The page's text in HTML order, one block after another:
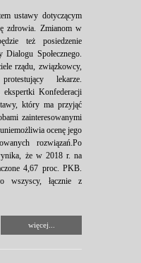
ustawy dotyczącym
zdrowia. Zmianom w
też posiedzenie
Dialogu Społecznego.
rządu, związkowcy,
lekarze.
Konfederacji
który ma przyjąć
zainteresowanymi
ocenę jego
rozwiązań.Po
że w 2018 r. na
4,67 proc. PKB.
wszyscy, łącznie z
więcej...